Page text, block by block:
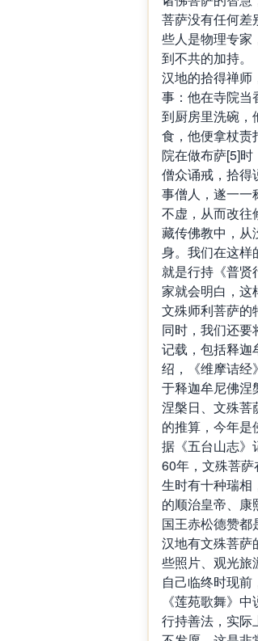
菩萨没有任何差
些人是物理专家
到不共的加持。
汉地的拾得禅师
事：他在寺院当
到厨房里洗碗，
食，他便拿杖责
院在做布萨[5]
僧众诵戒，拾得
事僧人，遂一一
不虚，从而改往
藏传佛教中，从
身。我们在这样
就是行持《普贤
家就会明白，这
文殊师利菩萨的
同时，我们还要
记载，包括释迦
绍，《维摩诘经
于释迦牟尼佛涅
涅槃日、文殊菩
的推算，今年是
据《五台山志》
60年，文殊菩
生时有十种瑞相
的顺治皇帝、康
国王赤松德赞都
汉地有文殊菩萨
些照片、观光旅
自己临终时现
《莲苑歌舞》
行持善法，实际